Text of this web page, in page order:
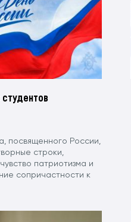
посвященного России,
строки,
патриотизма и
сопричастности к